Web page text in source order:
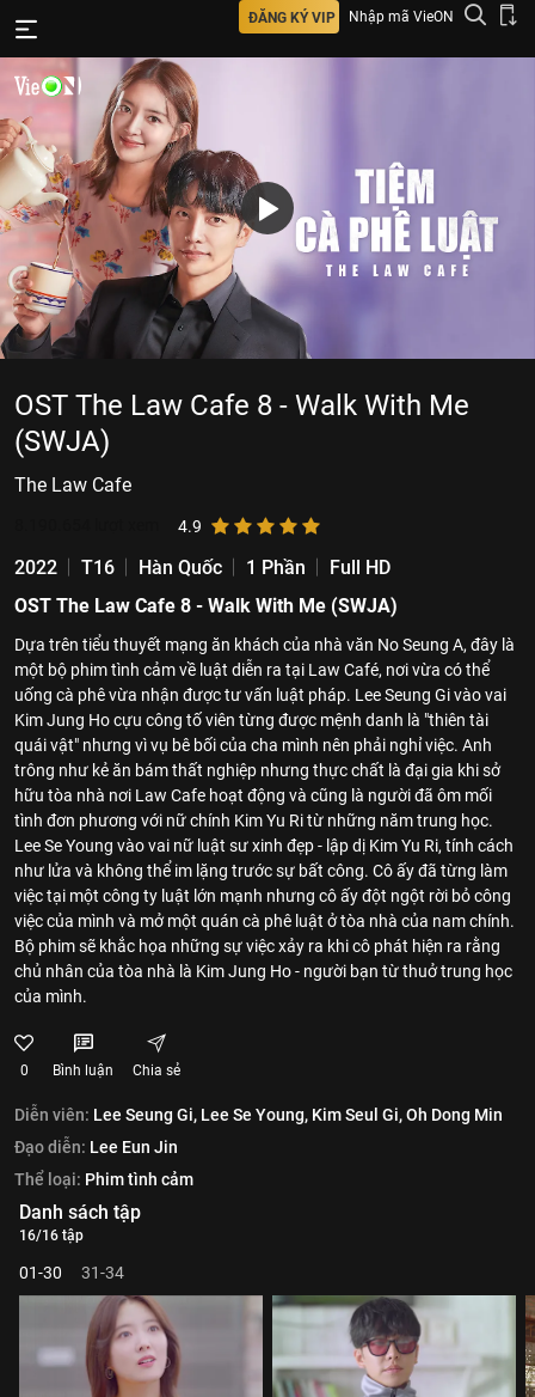
ĐĂNG KÝ VIP Nhập mã VieON
OST The Law Cafe 8 - Walk With Me
(SWJA)
The Law Cafe
4.9
2022 T16 Hàn Quốc 1 Phần
Full HD
OST The Law Cafe 8 - Walk With Me (SWJA)
Dựa trên tiểu thuyết mạng ăn khách của nhà văn No Seung A, đây là
một bộ phim tình cảm về luật diễn ra tại Law Café, nơi vừa có thể
uống cà phê vừa nhận được tư vấn luật pháp. Lee Seung Gi vào vai
Kim Jung Ho cựu công tố viên từng được mệnh danh là "thiên tài
quái vật" nhưng vì vụ bê bối của cha mình nên phải nghỉ việc. Anh
trông như kẻ ăn bám thất nghiệp nhưng thực chất là đại gia khi sở
hữu tòa nhà nơi Law Cafe hoạt động và cũng là người đã ôm mối
tình đơn phương với nữ chính Kim Yu Ri từ những năm trung học.
Lee Se Young vào vai nữ luật sư xinh đẹp - lập dị Kim Yu Ri, tính cách
như lửa và không thể im lặng trước sự bất công. Cô ấy đã từng làm
việc tại một công ty luật lớn mạnh nhưng cô ấy đột ngột rời bỏ công
việc của mình và mở một quán cà phê luật ở tòa nhà của nam chính.
Bộ phim sẽ khắc họa những sự việc xảy ra khi cô phát hiện ra rằng
chủ nhân của tòa nhà là Kim Jung Ho - người bạn từ thuở trung học
của mình.
0 Bình luận Chia sẻ
Diễn viên: Lee Seung Gi, Lee Se Young, Kim Seul Gi,Oh Dong Min
Đạo diễn: Lee Eun Jin
Thể loại: Phim tình cảm
Danh sách tập
16/16 tập
01-30 31-34